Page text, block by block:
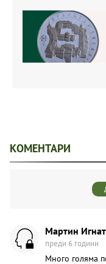
КОМЕНТАРИ
Мартин
преди 6 години
Много голяма